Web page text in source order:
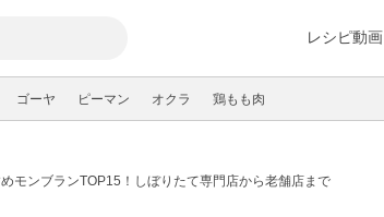
レシピ動画
ゴーヤ ピーマン オクラ 鶏もも肉
モンブランTOP15！しぼりたて専門店から老舗店まで